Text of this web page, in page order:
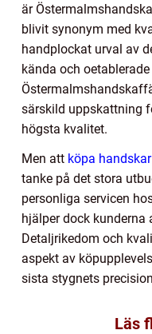
är
blivit synonym med
handplockat urval av
kända och
särskild uppskattning
högsta kvalitet.
Men att köpa handskar
tanke på det stora
personliga servicen
hjälper dock kunderna
Detaljrikedom och
aspekt av
sista stygnets
Läs